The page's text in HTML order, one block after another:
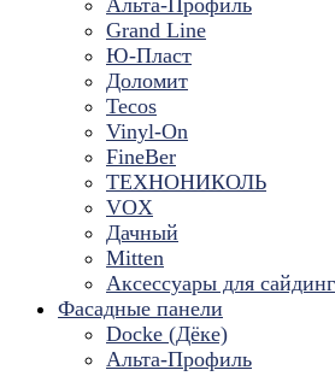
Альта-Профиль
Grand Line
Ю-Пласт
Доломит
Tecos
Vinyl-On
FineBer
ТЕХНОНИКОЛЬ
VOX
Дачный
Mitten
Аксессуары для
Фасадные панели
Docke (Дёке)
Альта-Профиль